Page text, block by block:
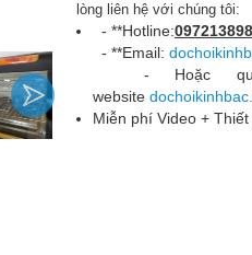
lòng liên hệ với chúng tôi:
- **Hotline:
- **Email:
- Hoặc qua
website
Miễn phí Video +